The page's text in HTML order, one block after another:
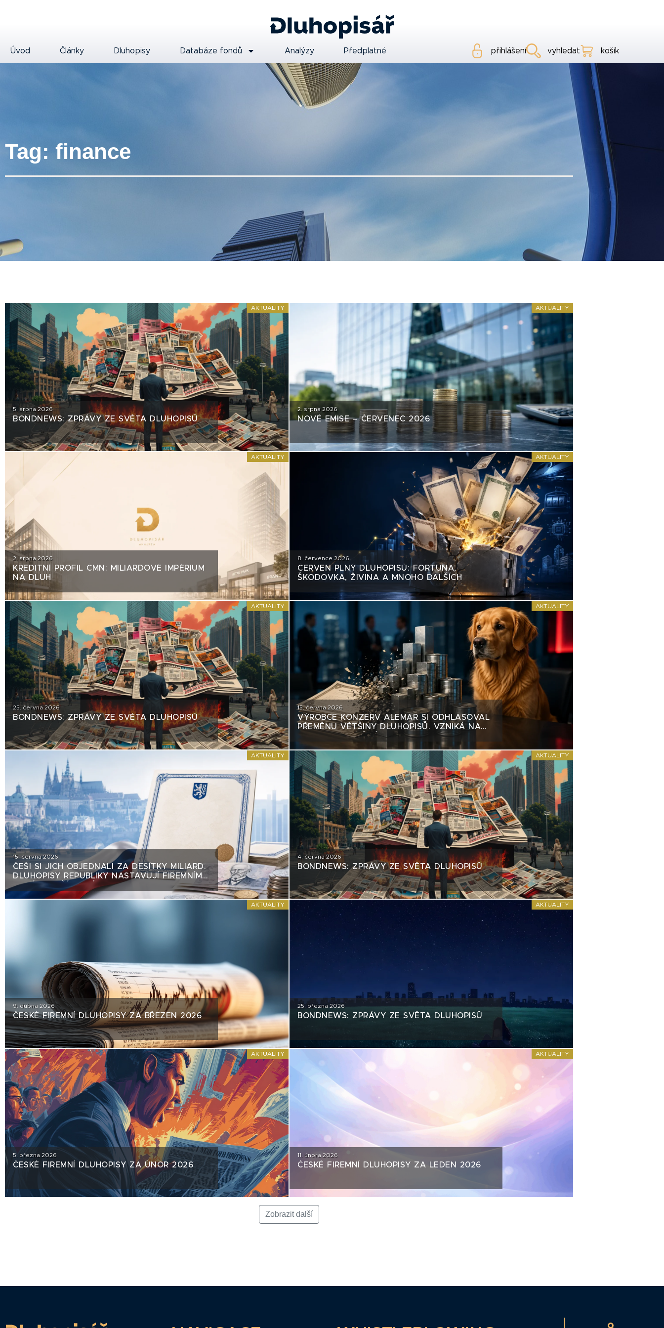
Úvod Články Dluhopisy Databáze fondů Analýzy Předplatné přihlášení vyhledat košík
Tag: finance
AKTUALITY
5. srpna 2026
BONDNEWS: ZPRÁVY ZE SVĚTA DLUHOPISŮ
AKTUALITY
2. srpna 2026
NOVÉ EMISE – ČERVENEC 2026
AKTUALITY
2. srpna 2026
KREDITNÍ PROFIL ČMN: MILIARDOVÉ IMPÉRIUM
NA DLUH
AKTUALITY
8. července 2026
ČERVEN PLNÝ DLUHOPISŮ: FORTUNA,
ŠKODOVKA, ŽIVINA A MNOHO DALŠÍCH
AKTUALITY
25. června 2026
BONDNEWS: ZPRÁVY ZE SVĚTA DLUHOPISŮ
AKTUALITY
15. června 2026
VÝROBCE KONZERV ALEMAR SI ODHLASOVAL
PŘEMĚNU VĚTŠINY DLUHOPISŮ. VZNIKÁ NA
TRHU NEBEZPEČNÝ PRECEDENT?
AKTUALITY
15. června 2026
ČEŠI SI JICH OBJEDNALI ZA DESÍTKY MILIARD.
DLUHOPISY REPUBLIKY NASTAVUJÍ FIREMNÍM
EMISÍM NEPŘÍJEMNÉ ZRCADLO
AKTUALITY
4. června 2026
BONDNEWS: ZPRÁVY ZE SVĚTA DLUHOPISŮ
AKTUALITY
9. dubna 2026
ČESKÉ FIREMNÍ DLUHOPISY ZA BŘEZEN 2026
AKTUALITY
25. března 2026
BONDNEWS: ZPRÁVY ZE SVĚTA DLUHOPISŮ
AKTUALITY
5. března 2026
ČESKÉ FIREMNÍ DLUHOPISY ZA ÚNOR 2026
AKTUALITY
11. února 2026
ČESKÉ FIREMNÍ DLUHOPISY ZA LEDEN 2026
Zobrazit další